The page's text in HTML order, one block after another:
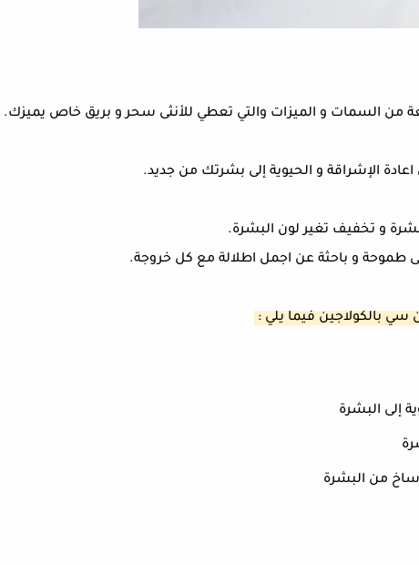
من السمات و الميزات والتي تعطي للأنثى سحر و بريق خاص يميزك.
الإشراقة و الحيوية إلى بشرتك من جديد.
و تخفيف تغير لون البشرة.
طموحة و باحثة عن اجمل اطلالة مع كل خروجة.
سي بالكولاجين فيما يلي :
إلى البشرة
من البشرة